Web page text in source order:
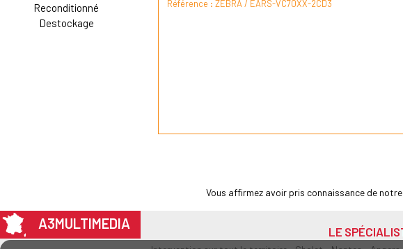
Reconditionné
Destockage
Vous affirmez avoir pris connaissance de notre
A3MULTIMEDIA LE